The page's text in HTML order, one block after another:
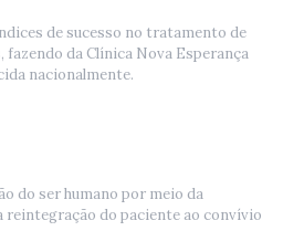
de sucesso no tratamento de
fazendo da Clínica Nova Esperança
nacionalmente.
do ser humano por meio da
reintegração do paciente ao convívio